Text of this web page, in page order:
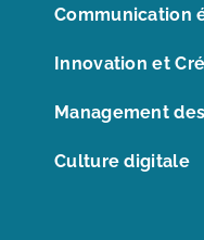
Communication
Innovation et
Management
Culture digitale